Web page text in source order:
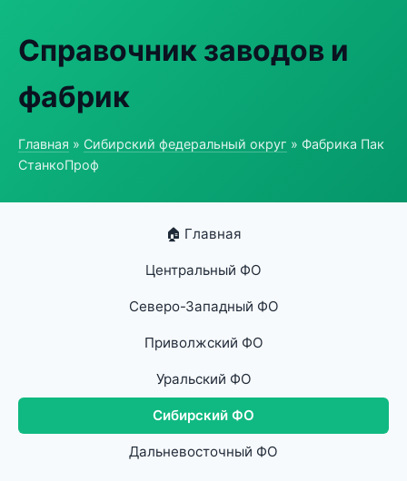
Справочник заводов и
фабрик
Главная » Сибирский федеральный округ » Фабрика Пак
СтанкоПроф
🏠 Главная
Центральный ФО
Северо-Западный ФО
Приволжский ФО
Уральский ФО
Сибирский ФО
Дальневосточный ФО